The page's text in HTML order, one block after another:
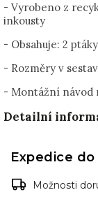
- Vyrobeno z
inkousty
- Obsahuje: 2
- Rozměry v
- Montážní návod
Detailní
Expedice do
Možnosti